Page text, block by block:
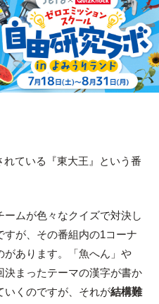
ている『東大王』という番
ムが色々なクイズで対決し
が、その番組内の1コーナ
があります。「魚へん」や
決まったテーマの漢字が書か
いくのですが、それが結構難